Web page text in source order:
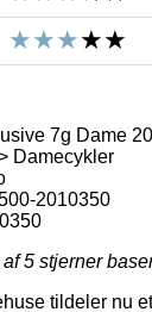
7g Dame
Damecykler
2010350
5 stjerner
tildeler nu